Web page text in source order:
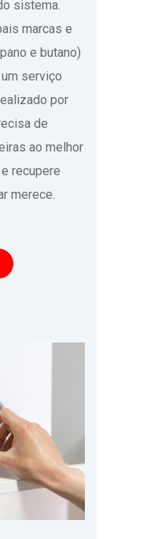
sistema.
marcas e
e butano)
serviço
por
de
ao melhor
recupere
merece.